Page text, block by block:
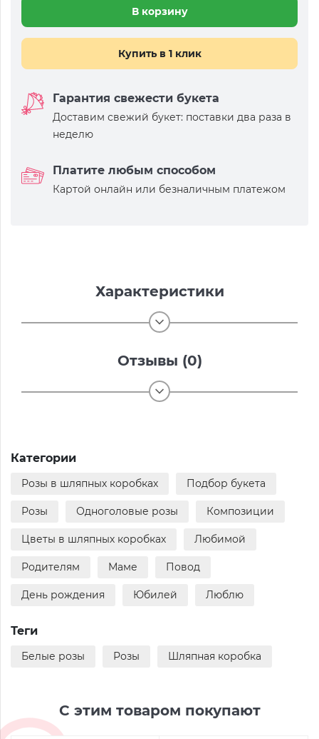
В корзину
Купить в 1 клик
Гарантия свежести букета
Доставим свежий букет: поставки два раза в
неделю
Платите любым способом
Картой онлайн или безналичным платежом
Характеристики
Отзывы (0)
Категории
Розы в шляпных коробках Подбор букета
Розы Одноголовые розы Композиции
Цветы в шляпных коробках Любимой
Родителям Маме Повод
День рождения Юбилей Люблю
Теги
Белые розы Розы Шляпная коробка
С этим товаром покупают